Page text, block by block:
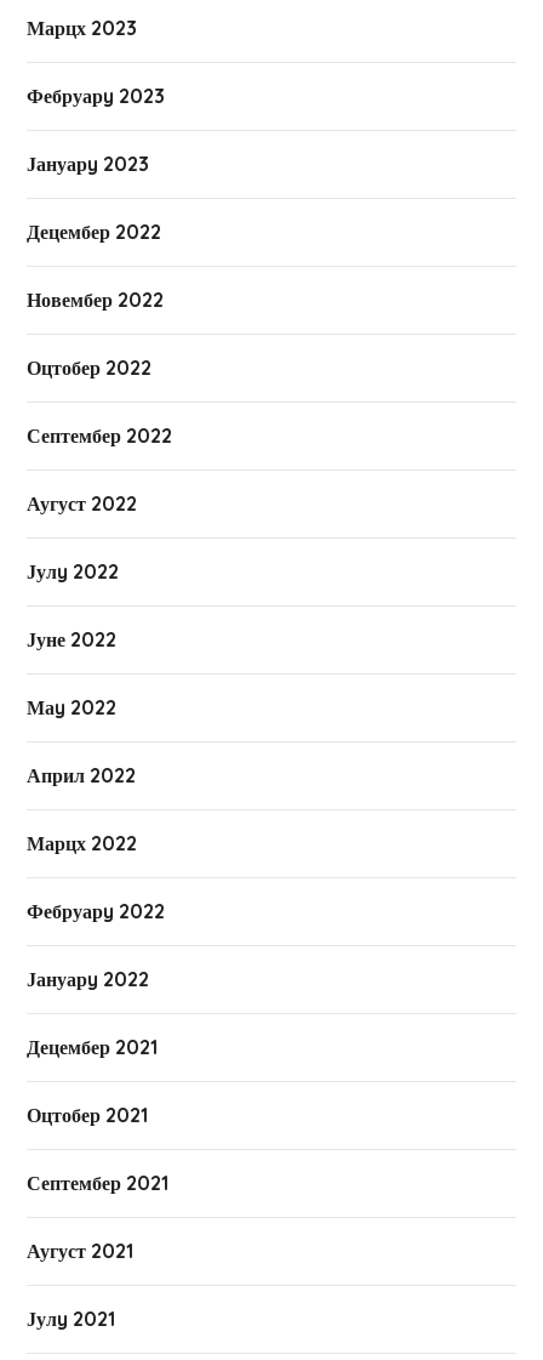
Марцх 2023
Фебруарy 2023
Јануарy 2023
Децембер 2022
Новембер 2022
Оцтобер 2022
Септембер 2022
Аугуст 2022
Јулy 2022
Јуне 2022
Маy 2022
Април 2022
Марцх 2022
Фебруарy 2022
Јануарy 2022
Децембер 2021
Оцтобер 2021
Септембер 2021
Аугуст 2021
Јулy 2021